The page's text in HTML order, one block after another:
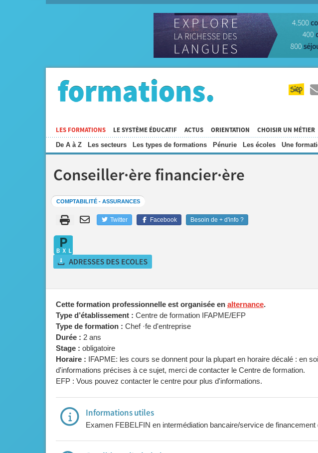
LES FORMATIONS
De A à Z Les secteurs Les types de formations Pénurie Les écoles Une
LE SYSTÈME ÉDUCATIF ACTUS ORIENTATION CHOISIR UN MÉTIER
Conseiller·ère financier·ère
COMPTABILITÉ - ASSURANCES
Twitter Facebook Besoin de + d'info ?
Cette formation professionnelle est organisée en alternance.
Type d’établissement : Centre de formation IFAPME/EFP
Type de formation : Chef ·fe d'entreprise
Durée : 2 ans
Stage : obligatoire
Horaire : IFAPME: les cours se donnent pour la plupart en horaire décalé : en
d'informations précises à ce sujet, merci de contacter le Centre de formation.
EFP : Vous pouvez contacter le centre pour plus d'informations.
Informations utiles
Examen FEBELFIN en intermédiation bancaire/service de financement